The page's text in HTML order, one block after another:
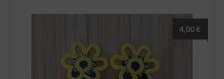
4,00€